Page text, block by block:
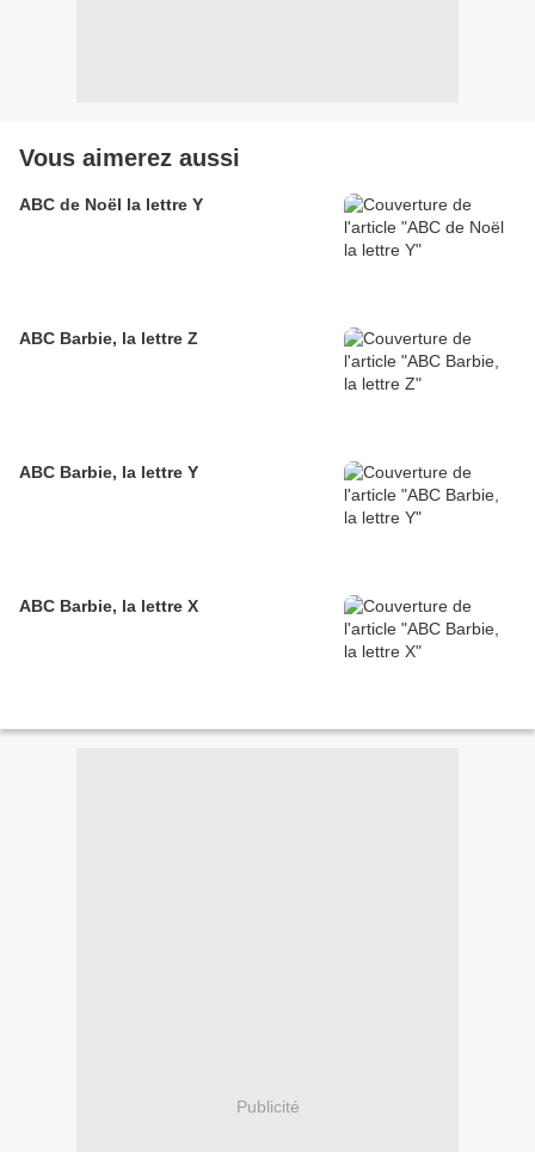
Vous aimerez aussi
ABC de Noël la lettre Y
ABC Barbie, la lettre Z
ABC Barbie, la lettre Y
ABC Barbie, la lettre X
Publicité